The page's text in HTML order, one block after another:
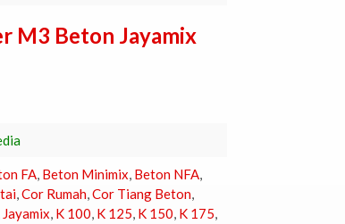
M3 Beton Jayamix
FA, Beton Minimix, Beton NFA,
,Cor Rumah,Cor Tiang Beton,
Jayamix, K 100, K 125, K 150, K 175,